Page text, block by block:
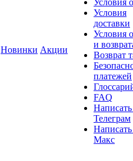
Новинки Акции
Условия
Условия
доставки
Условия
и
Возврат
платежей
FAQ
Телеграм
Макс